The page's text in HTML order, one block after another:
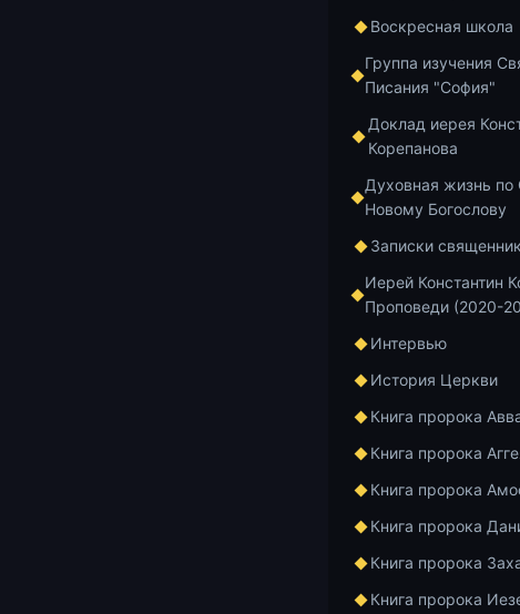
Воскресная школа
Группа изучения
Писания "София"
Доклад иерея
Корепанова
Духовная жизнь по
Новому Богослову
Записки
Иерей Константин
Проповеди (2020-
Интервью
История Церкви
Книга пророка
Книга пророка
Книга пророка
Книга пророка
Книга пророка
Книга пророка
Проповедь
Неделя 7‑я по
Во имя Отца и
Сегодня — день